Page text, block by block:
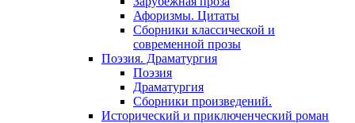
Афоризмы. Цитаты
Сборники классической и
современной прозы
Поэзия. Драматургия
Поэзия
Драматургия
Сборники произведений.
Исторический и приключенческий роман